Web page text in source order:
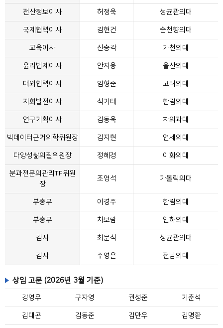
전산정보이사 허정욱 성균관의대
국제협력이사 김현건 순천향의대
교육이사 신승각 가천의대
윤리법제이사 안지용 울산의대
대외협력이사 임형준 고려의대
지회발전이사 석기태 한림의대
연구기획이사 김동욱 차의과대
빅데이터근거의학위원장 김지현 연세의대
다양성삶의질위원장 정혜경 이화의대
분과전문의관리TF위원
장
조영석 가톨릭의대
부총무 이경주 한림의대
부총무 차보람 인하의대
감사 최문석 성균관의대
감사 주영은 전남의대
상임 고문 (2026년 3월 기준)
강영우 구자영 권성준 기춘석
김대곤 김동준 김만우 김명환